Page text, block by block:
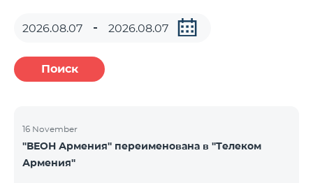
Поиск
16 November
''ВЕОН Армения'' переименована в ''Телеком
Армения''